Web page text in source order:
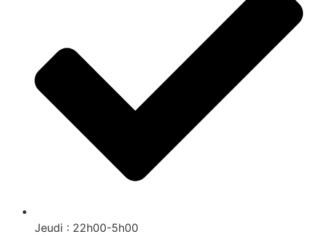
Jeudi : 22h00-5h00